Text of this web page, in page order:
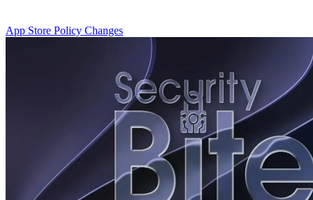
App Store Policy Changes